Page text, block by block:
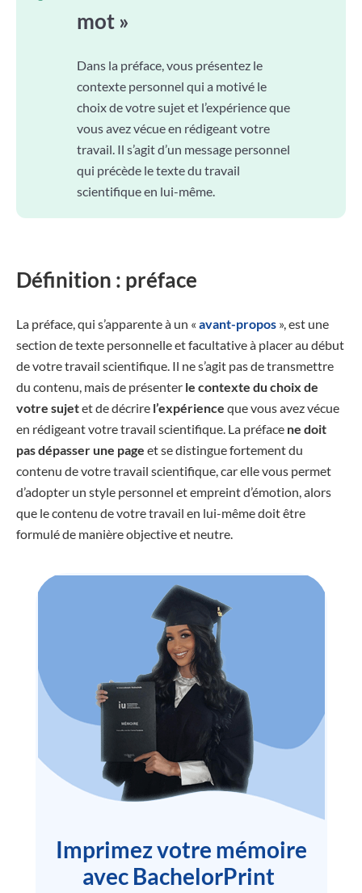
mot »
Dans la préface, vous présentez le
contexte personnel qui a motivé le
choix de votre sujet et l’expérience que
vous avez vécue en rédigeant votre
travail. Il s’agit d’un message personnel
qui précède le texte du travail
scientifique en lui-même.
Définition : préface
La préface, qui s’apparente à un « avant-propos », est une
section de texte personnelle et facultative à placer au début
de votre travail scientifique. Il ne s’agit pas de transmettre
du contenu, mais de présenter le contexte du choix de
votre sujetet de décrire l’expérience que vous avez vécue
en rédigeant votre travail scientifique. La préface ne doit
pas dépasser une page et se distingue fortement du
contenu de votre travail scientifique, car elle vous permet
d’adopter un style personnel et empreint d’émotion, alors
que le contenu de votre travail en lui-même doit être
formulé de manière objective et neutre.
Imprimez votre mémoire
avec BachelorPrint